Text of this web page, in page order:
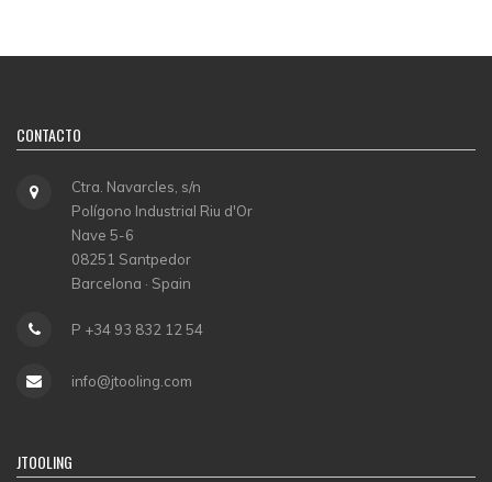
CONTACTO
Ctra. Navarcles, s/n
Polígono Industrial Riu d'Or
Nave 5-6
08251 Santpedor
Barcelona · Spain
P +34 93 832 12 54
info@jtooling.com
JTOOLING